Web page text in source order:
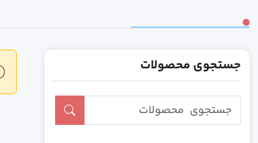
جستجوی محصولات